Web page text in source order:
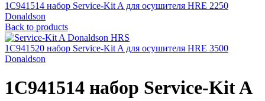
1C941514 набор Service-Kit A для осушителя HRE 2250
Donaldson
Back to products
1C941520 набор Service-Kit A для осушителя HRE 3500
Donaldson
1C941514 набор Service-Kit A